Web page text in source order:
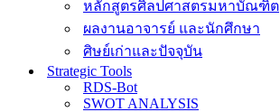
หลักสูตรศิลปศาสตรมหาบัณฑิต
ผลงานอาจารย์ และนักศึกษา
ศิษย์เก่าและปัจจุบัน
Strategic Tools
RDS-Bot
SWOT ANALYSIS